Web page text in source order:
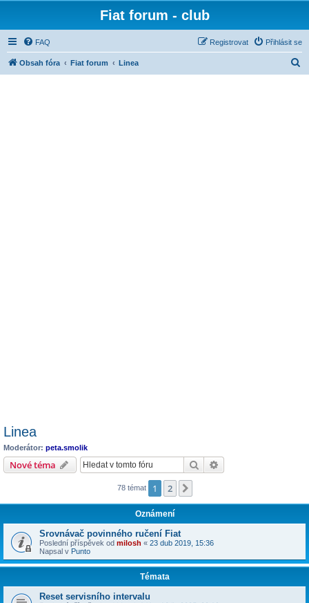
Fiat forum - club
FAQ Přihlásit se
Registrovat
Obsah fóra Fiat forum Linea
Linea
Moderátor: peta.smolik
Nové téma Hledat
78 témat 1 2
Oznámení
Srovnávač povinného ručení Fiat
Poslední příspěvek od milosh « 23 dub 2019, 15:36
Napsal v Punto
Témata
Reset servisního intervalu